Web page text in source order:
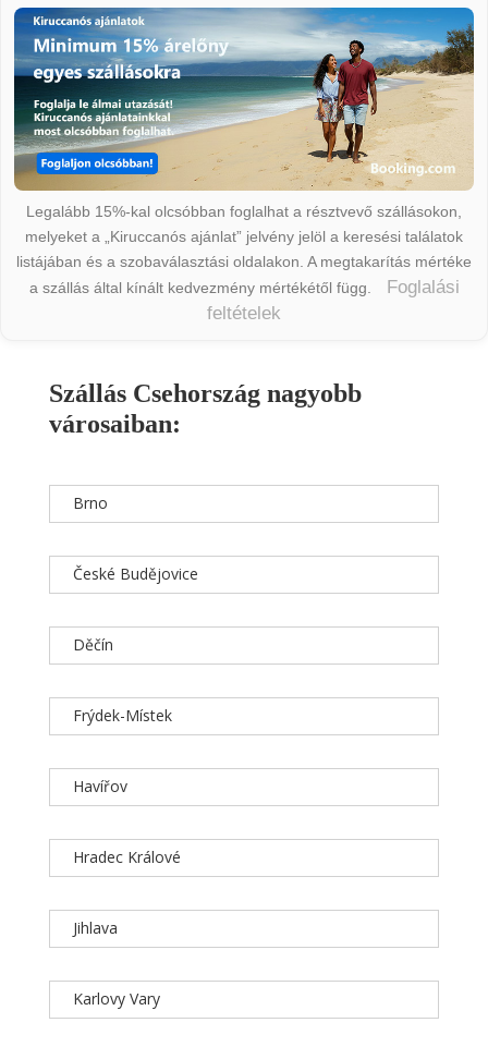
Legalább 15%-kal olcsóbban foglalhat a résztvevő szállásokon,
melyeket a „Kiruccanós ajánlat” jelvény jelöl a keresési találatok
listájában és a szobaválasztási oldalakon. A megtakarítás mértéke
a szállás által kínált kedvezmény mértékétől függ.
Foglalási
feltételek
Szállás Csehország nagyobb
városaiban:
Brno
České Budějovice
Děčín
Frýdek-Místek
Havířov
Hradec Králové
Jihlava
Karlovy Vary